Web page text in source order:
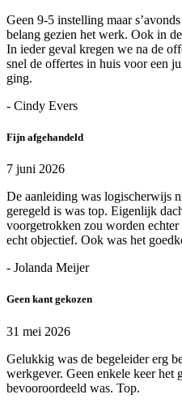
Geen 9-5 instelling maar
belang gezien het werk. Ook in
In ieder geval kregen we na de
snel de offertes in huis voor een
ging.
- Cindy Evers
Fijn afgehandeld
7 juni 2026
De aanleiding was logischerwijs
geregeld is was top. Eigenlijk
voorgetrokken zou worden
echt objectief. Ook was het
- Jolanda Meijer
Geen kant gekozen
31 mei 2026
Gelukkig was de begeleider erg
werkgever. Geen enkele keer het
bevooroordeeld was. Top.